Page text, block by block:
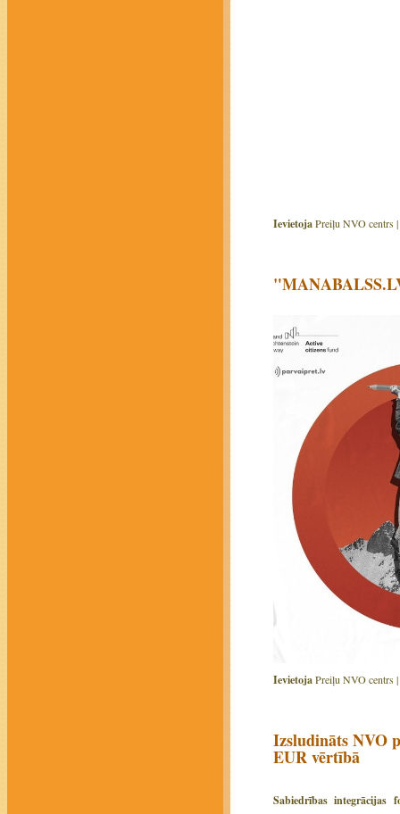
IevietojaPreiļu NVO centrs |
IevietojaPreiļu NVO centrs |
Izsludināts NVO
EUR vērtībā
Sabiedrības integrācijas